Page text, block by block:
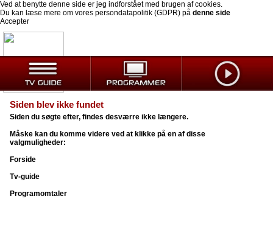
Ved at benytte denne side er jeg indforstået med brugen af cookies.
Du kan læse mere om vores persondatapolitik (GDPR) på denne side
Accepter
Siden blev ikke fundet
Siden du søgte efter, findes desværre ikke længere.
Måske kan du komme videre ved at klikke på en af disse
valgmuligheder:
Forside
Tv-guide
Programomtaler